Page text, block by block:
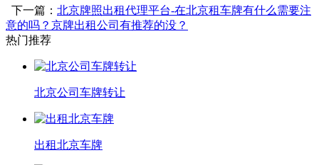
下一篇： 北京牌照出租代理平台-在北京租车牌有什么需要注
意的吗？京牌出租公司有推荐的没？
热门推荐
北京公司车牌转让
出租北京车牌